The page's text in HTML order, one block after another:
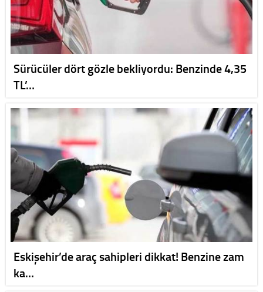
Sürücüler dört gözle bekliyordu: Benzinde 4,35
TL’…
Eskişehir’de araç sahipleri dikkat! Benzine zam
ka…